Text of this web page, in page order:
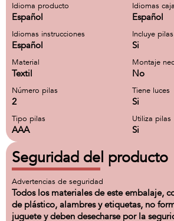
Idioma producto
Español
Idiomas caja
Español
Idiomas instrucciones
Español
Incluye pilas
Si
Material
Textil
Montaje
No
Número pilas
2
Tiene luces
Si
Tipo pilas
AAA
Utiliza pilas
Si
Seguridad del producto
Advertencias de seguridad
Todos los materiales de este embalaje,
de plástico, alambres y etiquetas, no
juguete y deben desecharse por la